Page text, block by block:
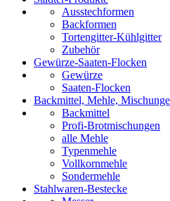
Ausstechformen
Backformen
Tortengitter-Kühlgitter
Zubehör
Gewürze-Saaten-Flocken
Gewürze
Saaten-Flocken
Backmittel, Mehle,
Backmittel
Profi-Brotmischungen
alle Mehle
Typenmehle
Vollkornmehle
Sondermehle
Stahlwaren-Bestecke